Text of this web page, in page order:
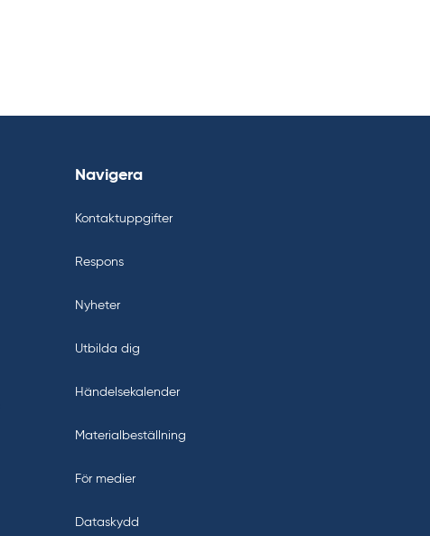
Navigera
Kontaktuppgifter
Respons
Nyheter
Utbilda dig
Händelsekalender
Materialbeställning
För medier
Dataskydd